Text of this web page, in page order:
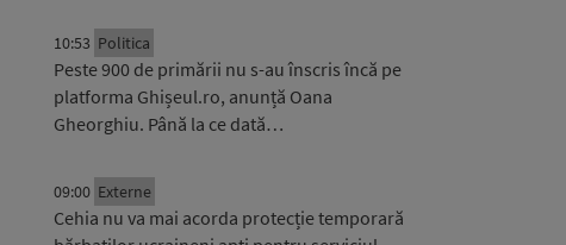
10:53 Politica
Peste 900 de primării nu s-au înscris încă pe
platforma Ghișeul.ro, anunță Oana
Gheorghiu. Până la ce dată…
09:00 Externe
Cehia nu va mai acorda protecție temporară